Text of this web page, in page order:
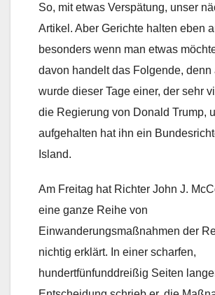
So, mit etwas Verspätung, unser
Artikel. Aber Gerichte halten eben
besonders wenn man etwas
davon handelt das Folgende, denn
wurde dieser Tage einer, der sehr
die Regierung von Donald Trump,
aufgehalten hat ihn ein
Island.
Am Freitag hat Richter John J.
eine ganze Reihe von
Einwanderungsmaßnahmen der
nichtig erklärt. In einer scharfen,
hundertfünfunddreißig Seiten